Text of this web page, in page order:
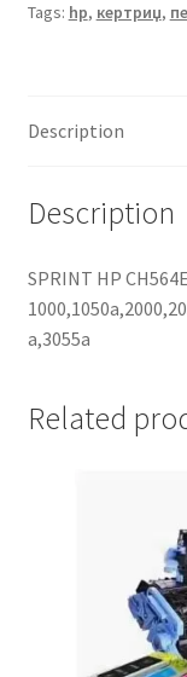
HP
Tags: hp, кертриџ,
Description
Description
SPRINT HP
a,3055a
Related